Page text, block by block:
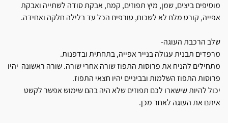
מוסיפים ביצים, שמן, מיץ תפוזים, קמח, אבקת סודה לשתייה ואבקת
אפייה, קורט מלח לא לשכוח, טורפים הכל עד בלילה חלקה ואחידה.
שלב הרכבת העוגה-
מרפדים תבנית עגולה בנייר אפייה, בתחתית ובדפנות.
מתחילים להניח את פרוסות התפוז שורה אחרי שורה. שורה ראשונה יהיו
פרוסות התפוז השלמות ובביניים יהיו חצאי התפוז.
יכול להיות שישארו לכם תפוזים שלא היה בהם שימוש אפשר לקשט
איתם את העוגה לאחר מכן.